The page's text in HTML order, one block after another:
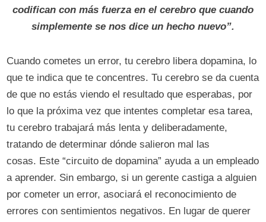
codifican con más fuerza en el cerebro que cuando
simplemente se nos dice un hecho nuevo”.
Cuando cometes un error, tu cerebro libera dopamina, lo
que te indica que te concentres. Tu cerebro se da cuenta
de que no estás viendo el resultado que esperabas, por
lo que la próxima vez que intentes completar esa tarea,
tu cerebro trabajará más lenta y deliberadamente,
tratando de determinar dónde salieron mal las
cosas. Este “circuito de dopamina” ayuda a un empleado
a aprender. Sin embargo, si un gerente castiga a alguien
por cometer un error, asociará el reconocimiento de
errores con sentimientos negativos. En lugar de querer